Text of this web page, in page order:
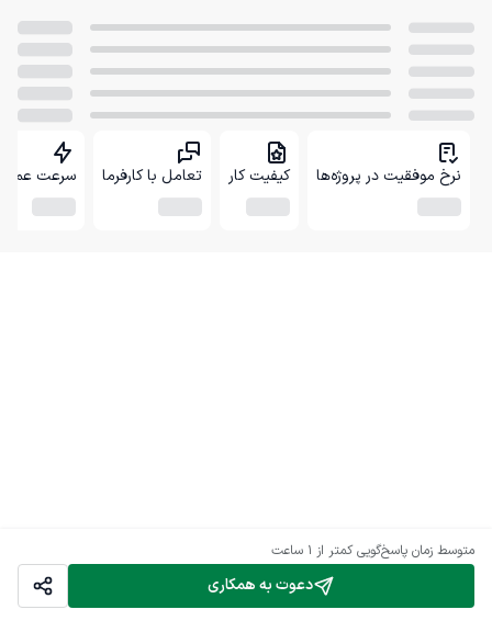
دعوت به همکاری
متوسط زمان پاسخ‌گویی کمتر از 1 ساعت
نرخ موفقیت در پروژه‌ها کیفیت کار تعامل با کارفرما سرعت عمل